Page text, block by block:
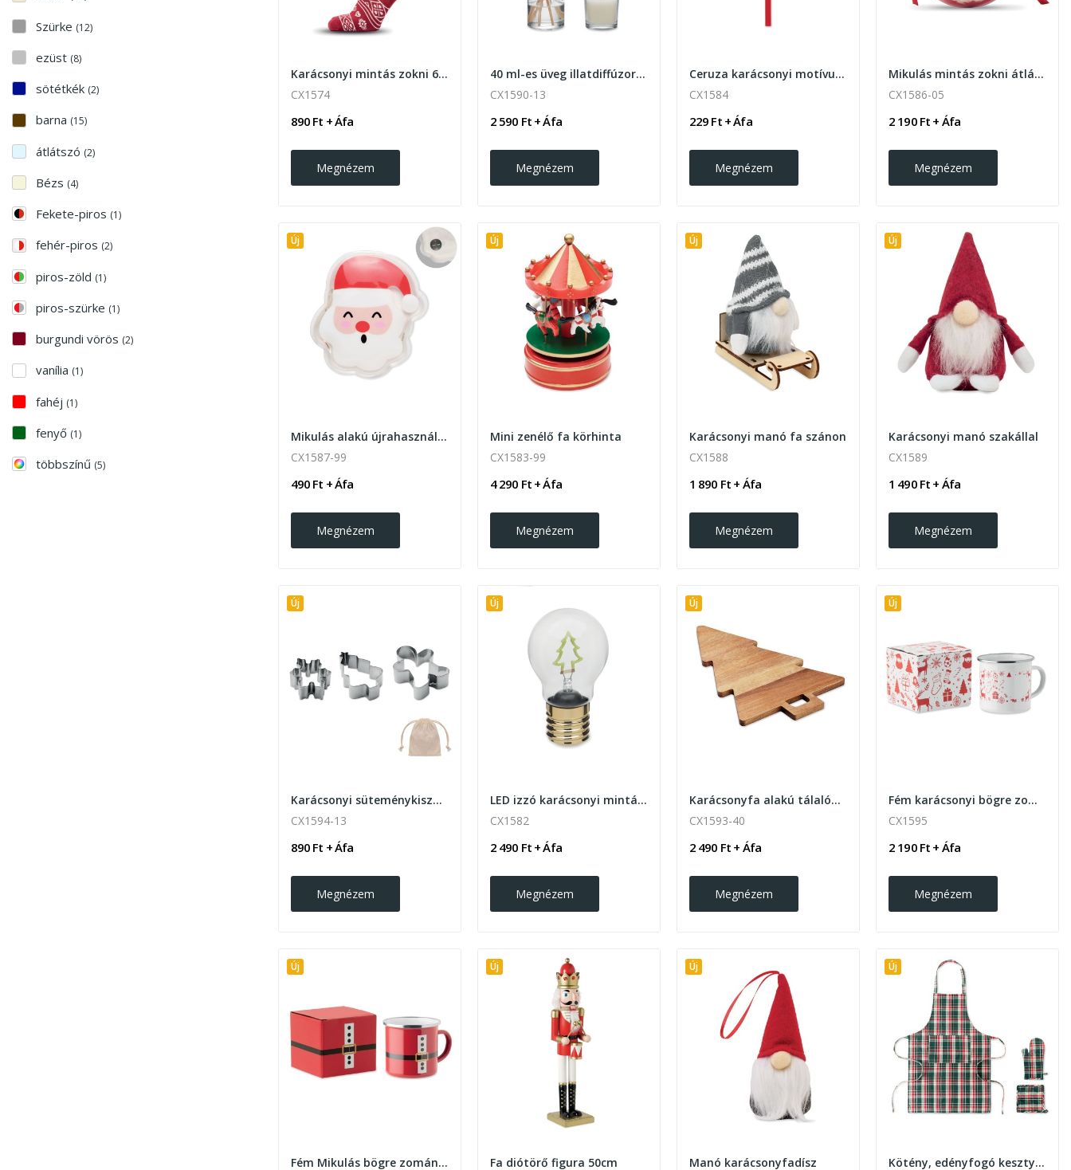
Szürke (12)
ezüst (8)
sötétkék (2)
barna (15)
átlátszó (2)
Bézs (4)
Fekete-piros (1)
fehér-piros (2)
piros-zöld (1)
piros-szürke (1)
burgundi vörös (2)
vanília (1)
fahéj (1)
fenyő (1)
többszínű (5)
Karácsonyi mintás zokni 6 féle mintával
CX1574
890 Ft + Áfa
Megnézem
40 ml-es üveg illatdiffúzor vanília ilattal
CX1590-13
2 590 Ft + Áfa
Megnézem
Ceruza karácsonyi motívumos radír figurával
CX1584
229 Ft + Áfa
Megnézem
Mikulás mintás zokni átlátszó gömbdíszben
CX1586-05
2 190 Ft + Áfa
Megnézem
Új
Mikulás alakú újrahasználható kézmelegítő
CX1587-99
490 Ft + Áfa
Megnézem
Új
Mini zenélő fa körhinta
CX1583-99
4 290 Ft + Áfa
Megnézem
Új
Karácsonyi manó fa szánon
CX1588
1 890 Ft + Áfa
Megnézem
Új
Karácsonyi manó szakállal
CX1589
1 490 Ft + Áfa
Megnézem
Új
Karácsonyi süteménykiszúró 3db-os szett
CX1594-13
890 Ft + Áfa
Megnézem
Új
LED izzó karácsonyi mintával
CX1582
2 490 Ft + Áfa
Megnézem
Új
Karácsonyfa alakú tálalódeszka akáciafából
CX1593-40
2 490 Ft + Áfa
Megnézem
Új
Fém karácsonyi bögre zománcozott bevonattal
CX1595
2 190 Ft + Áfa
Megnézem
Új
Fém Mikulás bögre zománcozott bevonattal
Új
Fa diótörő figura 50cm
Új
Manó karácsonyfadísz
Új
Kötény, edényfogó kesztyű és konyhai kesztyű szett